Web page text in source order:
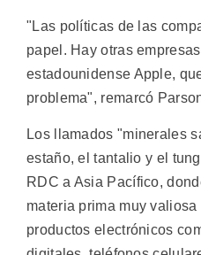
"Las políticas de las
papel. Hay otras
estadounidense Apple,
problema", remarcó
Los llamados "minerales
estaño, el tantalio y el
RDC a Asia Pacífico,
materia prima muy
productos electrónicos